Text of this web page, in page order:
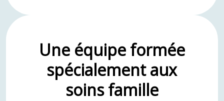
Une équipe formée
spécialement aux
soins famille